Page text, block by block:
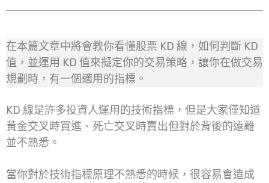
在本篇文章中將會教你看懂股票 KD 線，如何判斷 KD
值，並運用 KD 值來擬定你的交易策略，讓你在做交易
規劃時，有一個適用的指標。
KD 線是許多投資人運用的技術指標，但是大家僅知道
黃金交叉時買進、死亡交叉時賣出但對於背後的遠離
並不熟悉。
當你對於技術指標原理不熟悉的時候，很容易會造成